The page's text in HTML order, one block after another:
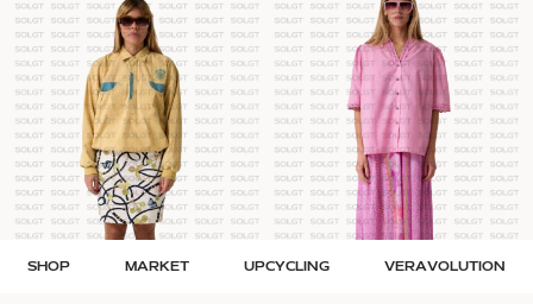
SHOP MARKET UPCYCLING VERAVOLUTION